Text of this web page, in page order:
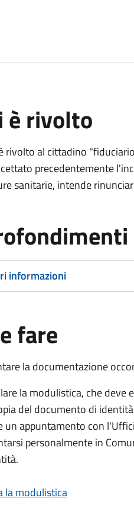
è rivolto
rivolto al cittadino
precedentemente
sanitarie, intende
informazioni
fare
la documentazione
la modulistica, che deve
del documento di identità
un appuntamento con
personalmente in
la modulistica